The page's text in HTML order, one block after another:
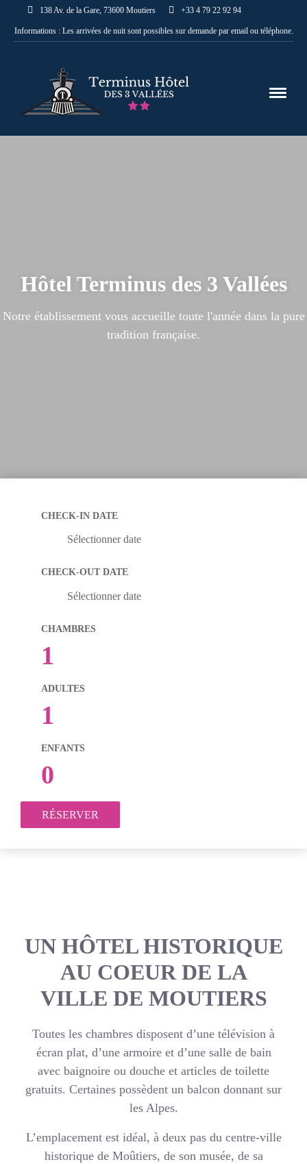
138 Av. de la Gare, 73600 Moutiers +33 4 79 22 92 94
Informations : Les arrivées de nuit sont possibles sur demande par email ou téléphone.
Hôtel Terminus des 3 Vallées
Notre établissement vous accueille toute l'année dans la pure
tradition française.
CHECK-IN DATE
Sélectionner date
CHECK-OUT DATE
Sélectionner date
CHAMBRES
1
ADULTES
1
ENFANTS
0
RÉSERVER
UN HÔTEL HISTORIQUE
AU COEUR DE LA
VILLE DE MOUTIERS
Toutes les chambres disposent d’une télévision à
écran plat, d’une armoire et d’une salle de bain
avec baignoire ou douche et articles de toilette
gratuits. Certaines possèdent un balcon donnant sur
les Alpes.
L’emplacement est idéal, à deux pas du centre-ville
historique de Moûtiers, de son musée, de sa